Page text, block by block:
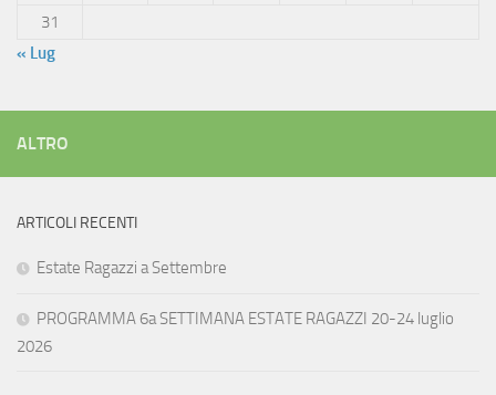
31
« Lug
ALTRO
ARTICOLI RECENTI
Estate Ragazzi a Settembre
PROGRAMMA 6a SETTIMANA ESTATE RAGAZZI 20-24 luglio
2026